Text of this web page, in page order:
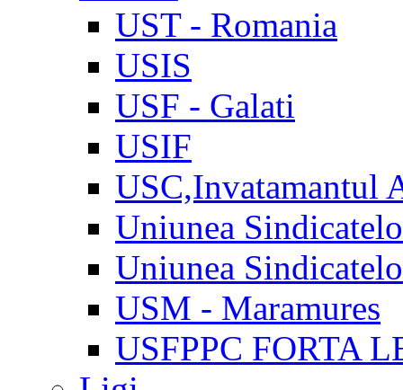
UST - Romania
USIS
USF - Galati
USIF
USC,Invatamantul
Uniunea
Uniunea
USM - Maramures
USFPPC FORTA